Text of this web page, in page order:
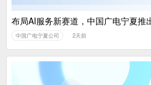
布局AI服务新赛道，中国广电宁夏推
中国广电宁夏公司 2天前